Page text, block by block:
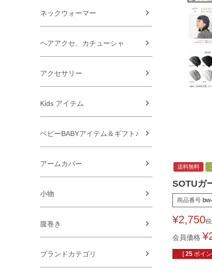
ネックウォーマー
ヘアアクセ、カチューシャ
アクセサリー
Kids アイテム
ベビーBABYアイテム＆ギフト♪
アームカバー
小物
腹巻き
ブランドカテゴリ
送料無料
SOTUガ
商品番号
¥2,750
会員価格 ¥
[ 25 ポイ